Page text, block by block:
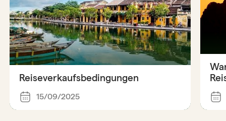
Reiseverkaufsbedingungen
15/09/2025